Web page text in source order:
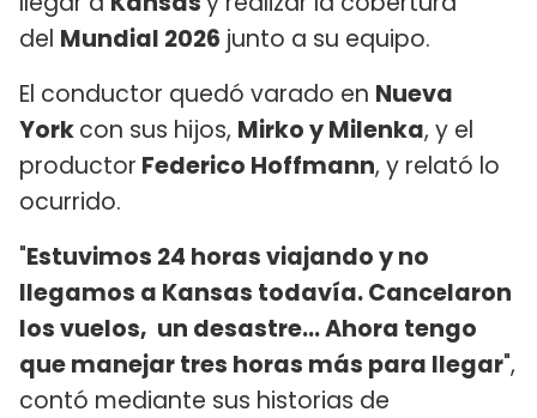
del Mundial 2026 junto a su equipo.
El conductor quedó varado en Nueva
Yorkcon sus hijos, Mirko y Milenka, y el
productor Federico Hoffmann, y relató lo
ocurrido.
"Estuvimos 24 horas viajando y no
llegamos a Kansas todavía. Cancelaron
los vuelos, un desastre... Ahora tengo
que manejar tres horas más para llegar",
contó mediante sus historias de